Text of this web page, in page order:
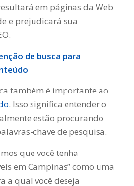
em páginas da Web
e prejudicará sua
de busca para
também é importante ao
. Isso significa entender o
estão procurando
chave de pesquisa.
que você tenha
em Campinas” como uma
a qual você deseja